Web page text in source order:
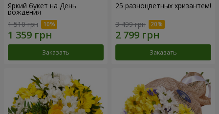
Яркий букет на День
рождения
1 510 грн
Заказать
25 разноцветных хризантем!
3 499 грн
Заказать